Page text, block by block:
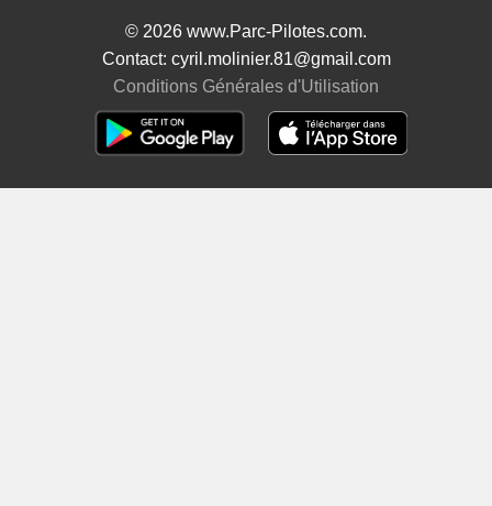
© 2026 www.Parc-Pilotes.com.
Contact: cyril.molinier.81@gmail.com
Conditions Générales d'Utilisation